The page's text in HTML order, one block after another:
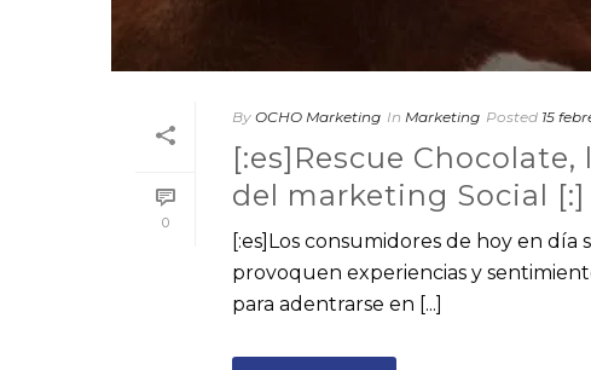
0
By OCHO Marketing In Marketing Posted 15
[:es]Rescue
del marketing Social [:]
[:es]Los consumidores de hoy en día
provoquen experiencias y
para adentrarse en [...]